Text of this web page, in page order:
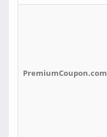
PremiumCoupon.com